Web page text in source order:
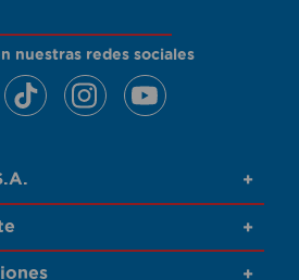
nuestras redes sociales
+
+
+